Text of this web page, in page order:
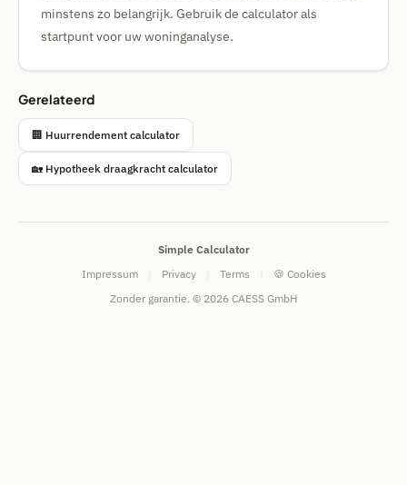
minstens zo belangrijk. Gebruik de calculator als
startpunt voor uw woninganalyse.
Gerelateerd
🏢 Huurrendement calculator
🏡 Hypotheek draagkracht calculator
Simple Calculator
Impressum
Privacy Terms
🍪 Cookies
Zonder garantie. © 2026 CAESS GmbH